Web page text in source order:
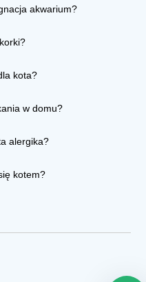
akwarium?
kota?
w domu?
alergika?
kotem?